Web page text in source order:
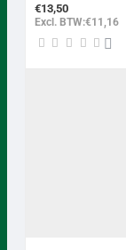
€13,50
Excl. BTW:€11,16